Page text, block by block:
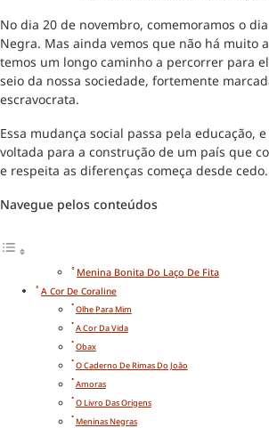
No dia 20 de novembro, comemoramos o
Negra. Mas ainda vemos que não há muito
temos um longo caminho a percorrer para
seio da nossa sociedade, fortemente
escravocrata.
Essa mudança social passa pela educação,
voltada para a construção de um país que
e respeita as diferenças começa desde cedo.
Navegue pelos conteúdos
Menina Bonita Do Laço De Fita
A Cor De Coraline
Olhe Para Mim
A Cor Da Vida
Obax
O Caderno De Rimas Do João
Amoras
O Livro Das Origens
Meninas Negras